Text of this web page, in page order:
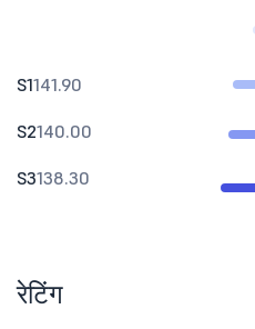
S1141.90
S2140.00
S3138.30
रेटिंग